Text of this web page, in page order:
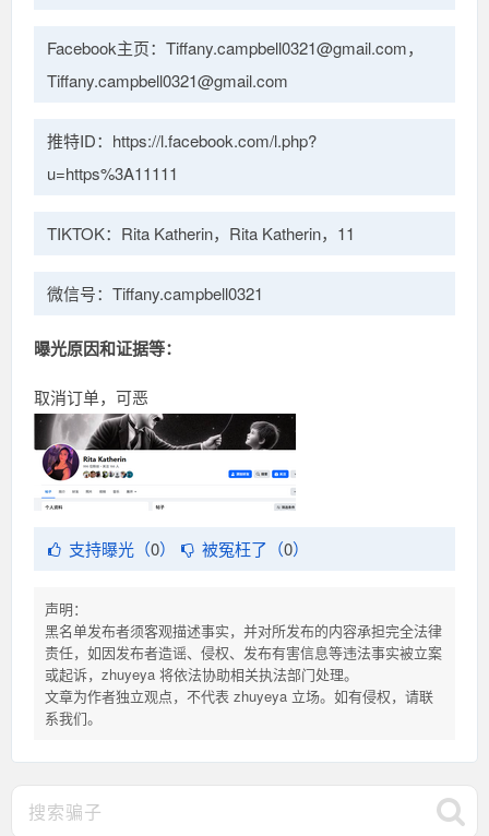
Facebook主页：Tiffany.campbell0321@gmail.com，
Tiffany.campbell0321@gmail.com
推特ID：https://l.facebook.com/l.php?
u=https%3A11111
TIKTOK：Rita Katherin，Rita Katherin，11
微信号：Tiffany.campbell0321
曝光原因和证据等：
取消订单，可恶
支持曝光（0） 被冤枉了（0）
声明：
黑名单发布者须客观描述事实，并对所发布的内容承担完全法律
责任，如因发布者造谣、侵权、发布有害信息等违法事实被立案
或起诉，zhuyeya 将依法协助相关执法部门处理。
文章为作者独立观点，不代表 zhuyeya 立场。如有侵权，请联
系我们。